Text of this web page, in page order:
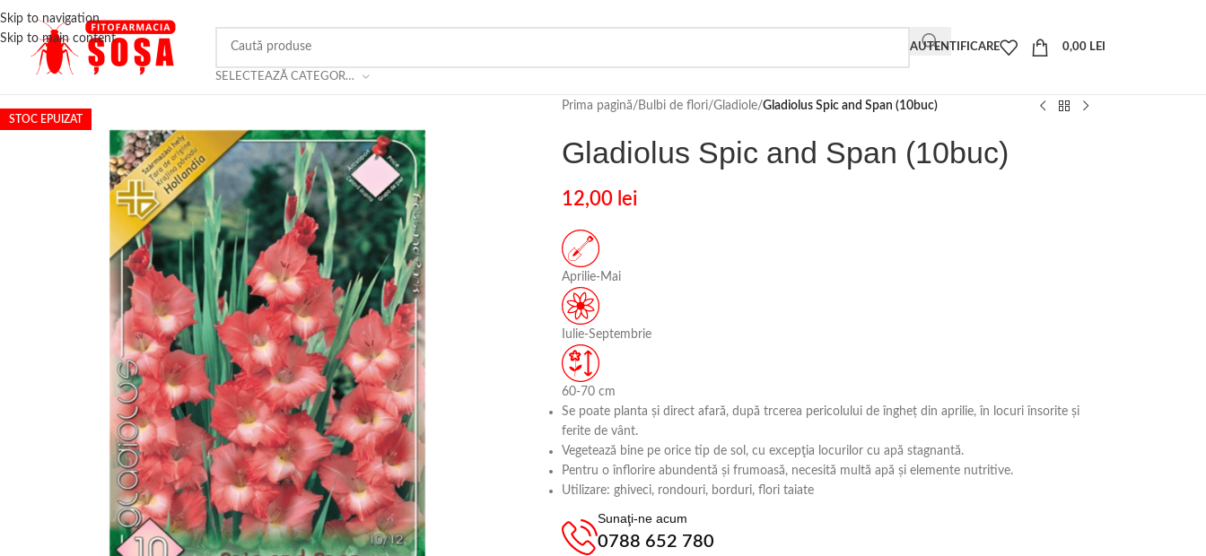
Skip to navigation
Skip to main content
SELECTEAZĂ CATEGORIA
AUTENTIFICARE 0,00 LEI
STOC EPUIZAT
Prima pagină/ Bulbi de flori/Gladiole/Gladiolus Spic and Span (10buc)
Gladiolus Spic and Span (10buc)
12,00 lei
Aprilie-Mai
Iulie-Septembrie
60-70 cm
Se poate planta şi direct afară, după trcerea pericolului de îngheţ din aprilie, în locuri însorite şi
ferite de vânt.
Vegetează bine pe orice tip de sol, cu excepţia locurilor cu apă stagnantă.
Pentru o înflorire abundentă şi frumoasă, necesită multă apă şi elemente nutritive.
Utilizare: ghiveci, rondouri, borduri, flori taiate
Sunaţi-ne acum
0788 652 780